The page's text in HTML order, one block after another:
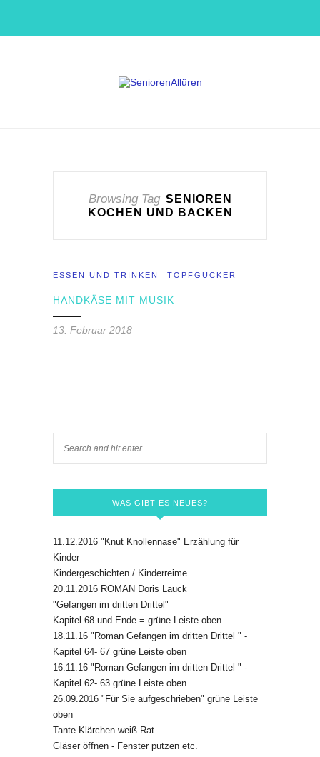
Browsing Tag SENIOREN
KOCHEN UND BACKEN
ESSEN UND TRINKEN TOPFGUCKER
HANDKÄSE MIT MUSIK
13. Februar 2018
WAS GIBT ES NEUES?
11.12.2016 "Knut Knollennase" Erzählung für
Kinder
Kindergeschichten / Kinderreime
20.11.2016 ROMAN Doris Lauck
"Gefangen im dritten Drittel"
Kapitel 68 und Ende = grüne Leiste oben
18.11.16 "Roman Gefangen im dritten Drittel " -
Kapitel 64- 67 grüne Leiste oben
16.11.16 "Roman Gefangen im dritten Drittel " -
Kapitel 62- 63 grüne Leiste oben
26.09.2016 "Für Sie aufgeschrieben" grüne Leiste
oben
Tante Klärchen weiß Rat.
Gläser öffnen - Fenster putzen etc.